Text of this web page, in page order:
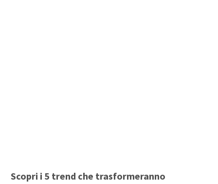
Scopri i 5 trend che trasformeranno